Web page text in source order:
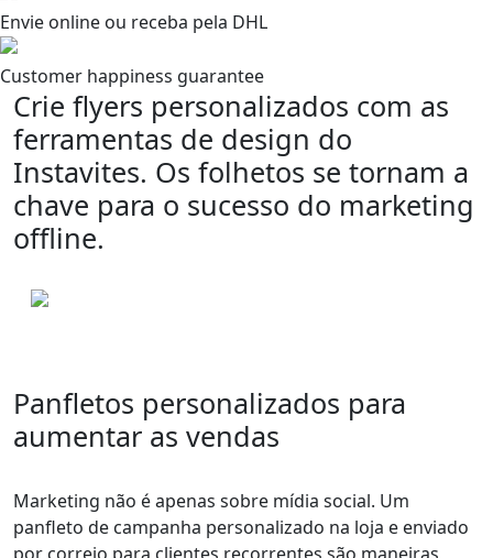
Envie online ou receba pela DHL
Customer happiness guarantee
Crie flyers personalizados com as
ferramentas de design do
Instavites. Os folhetos se tornam a
chave para o sucesso do marketing
offline.
Panfletos personalizados para
aumentar as vendas
Marketing não é apenas sobre mídia social. Um
panfleto de campanha personalizado na loja e enviado